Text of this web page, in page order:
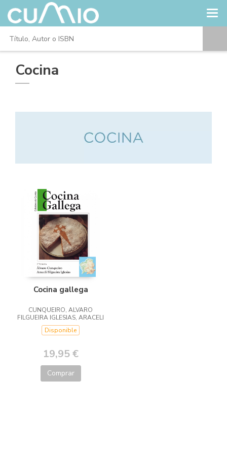
Cocina
Cocina gallega
CUNQUEIRO, ALVARO
FILGUEIRA IGLESIAS, ARACELI
Disponible
19,95 €
Comprar